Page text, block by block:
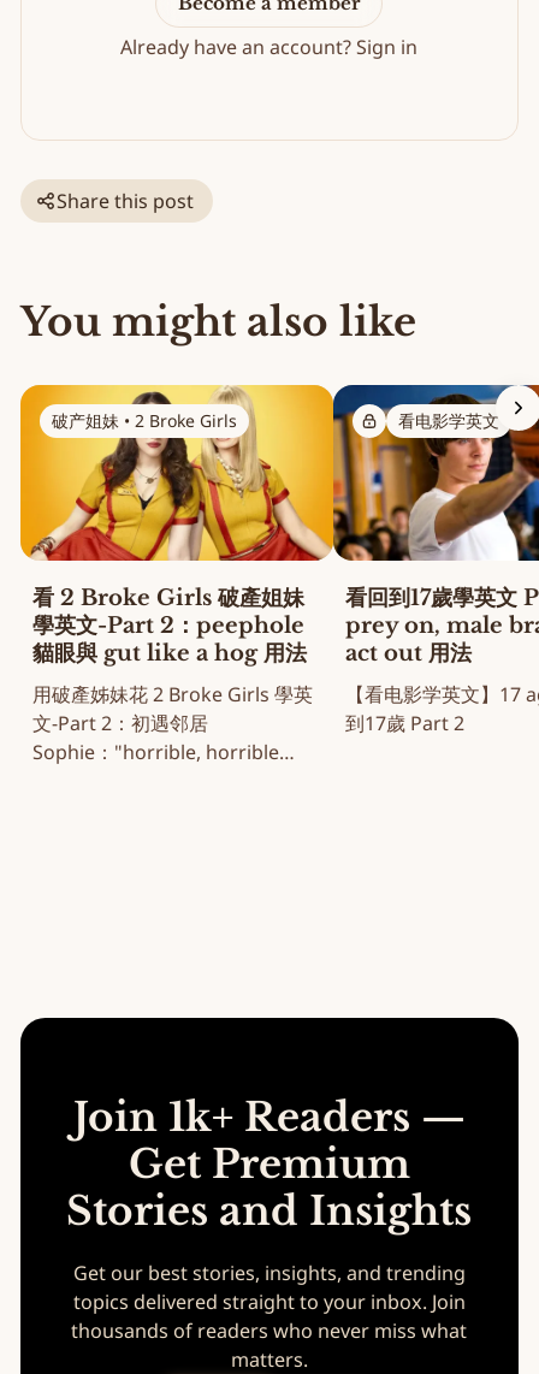
Already have an account?Sign in
Share this post
You might also like
破产姐妹 • 2 Broke Girls
看 2 Broke Girls 破產姐妹
學英文-Part 2：peephole
貓眼與 gut like a hog 用法
用破產姊妹花 2 Broke Girls 學英
文-Part 2：初遇邻居
Sophie："horrible, horrible
看电影学英文
看回到17歲學英文
prey on, male
act out 用法
【看电影学英文】17
到17歲 Part 2
Join 1k+ Readers —
Get Premium
Stories and Insights
Get our best stories, insights, and trending
topics delivered straight to your inbox. Join
thousands of readers who never miss what
matters.